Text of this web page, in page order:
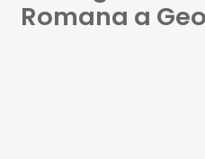
Romana a